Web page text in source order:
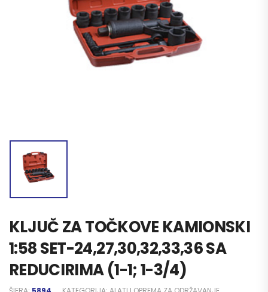
KLJUČ ZA TOČKOVE KAMIONSKI
1:58 SET-24,27,30,32,33,36 SA
REDUCIRIMA (1-1; 1-3/4)